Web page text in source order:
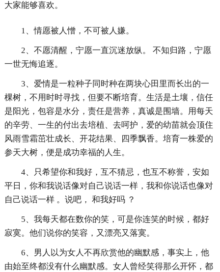
大家能够喜欢。
1、情愿被人憎，不可被人嫌。
2、不愿清醒，宁愿一直沉迷放纵。 不知归路，宁愿
一世无悔追逐。
3、爱情是一粒种子同时种在两块心田里而长出的一
棵树，不用时时寻找，但要不断培育。生活是土壤，信任
是阳光，包容是水分，责任是营养，真诚是围墙。用每天
的辛劳、一生的付出去培植、去呵护，爱的幼苗就会顶住
风雨雪霜茁壮成长、开花结果、四季飘香。培育一株爱的
参天大树，便是成功幸福的人生。
4、只希望你和我好，互不猜忌，也互不称誉，安如
平日，你和我说话像对自己说话一样，我和你说话也像对
自己说话一样 。说吧， 和我好吗 ？
5、我每天都在数你的笑，可是你连笑的时候，都好
寂寞。他们说你的笑容，又漂亮又落寞。
6、男人以为女人不再欣赏他的幽默感，事实上，他
由始至终都没有什么幽默感。女人曾经笑得那么开怀，都